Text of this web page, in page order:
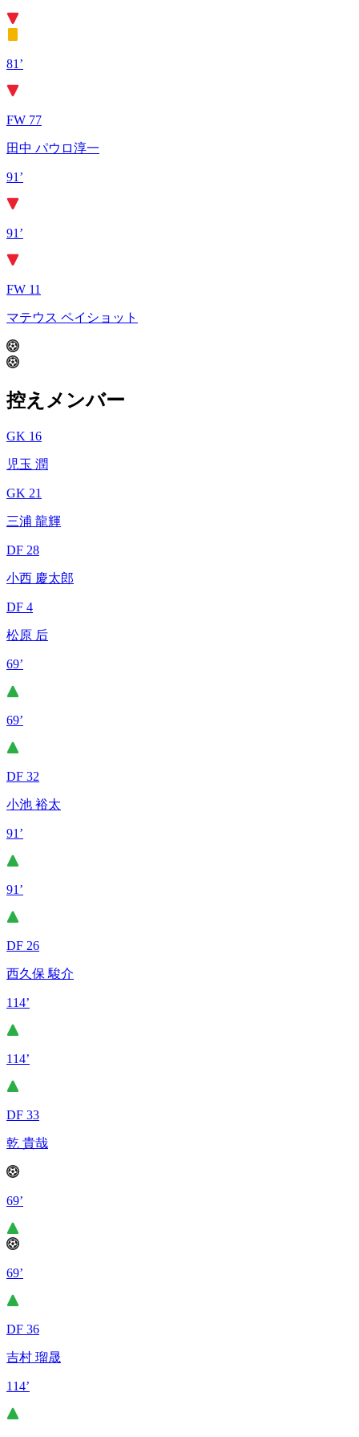
81’
FW 77
田中 パウロ淳一
91’
91’
FW 11
マテウス ペイショット
控えメンバー
GK 16
児玉 潤
GK 21
三浦 龍輝
DF 28
小西 慶太郎
DF 4
松原 后
69’
69’
DF 32
小池 裕太
91’
91’
DF 26
西久保 駿介
114’
114’
DF 33
乾 貴哉
69’
69’
DF 36
吉村 瑠晟
114’